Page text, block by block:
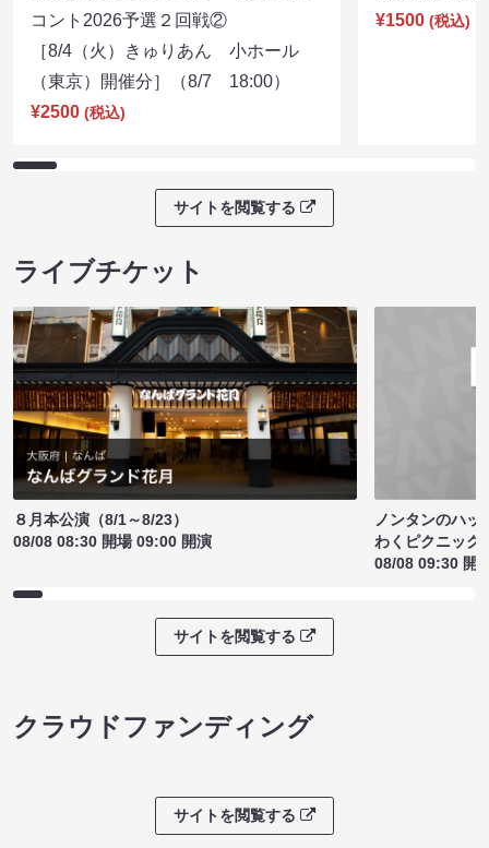
コント2026予選２回戦②
［8/4（火）きゅりあん 小ホール
（東京）開催分］（8/7 18:00）
¥2500 (税込)
¥1500 (税込)
サイトを閲覧する
ライブチケット
８月本公演（8/1～8/23）
08/08 08:30 開場 09:00 開演
ノンタンのハッ
わくピクニック
08/08 09:30 開
サイトを閲覧する
クラウドファンディング
サイトを閲覧する